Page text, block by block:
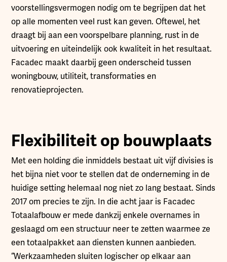
voorstellingsvermogen nodig om te begrijpen dat het
op alle momenten veel rust kan geven. Oftewel, het
draagt bij aan een voorspelbare planning, rust in de
uitvoering en uiteindelijk ook kwaliteit in het resultaat.
Facadec maakt daarbij geen onderscheid tussen
woningbouw, utiliteit, transformaties en
renovatieprojecten.
Flexibiliteit op bouwplaats
Met een holding die inmiddels bestaat uit vijf divisies is
het bijna niet voor te stellen dat de onderneming in de
huidige setting helemaal nog niet zo lang bestaat. Sinds
2017 om precies te zijn. In die acht jaar is Facadec
Totaalafbouw er mede dankzij enkele overnames in
geslaagd om een structuur neer te zetten waarmee ze
een totaalpakket aan diensten kunnen aanbieden.
“Werkzaamheden sluiten logischer op elkaar aan